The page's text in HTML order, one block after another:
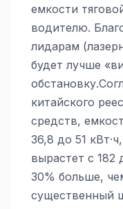
емкости
водителю.
лидарам
будет лучше
китайского
средств,
36,8 до 51
вырастет с 182
30% больше,
существенный